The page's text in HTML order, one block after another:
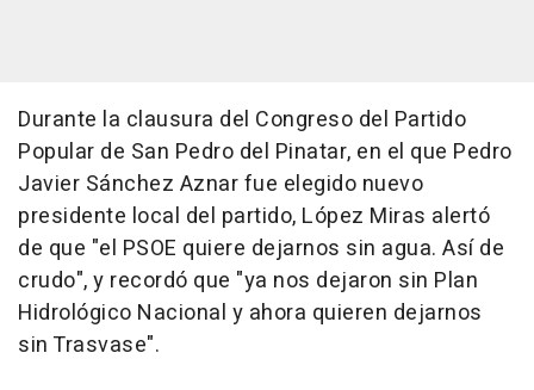
Durante la clausura del Congreso del Partido
Popular de San Pedro del Pinatar, en el que Pedro
Javier Sánchez Aznar fue elegido nuevo
presidente local del partido, López Miras alertó
de que "el PSOE quiere dejarnos sin agua. Así de
crudo", y recordó que "ya nos dejaron sin Plan
Hidrológico Nacional y ahora quieren dejarnos
sin Trasvase".